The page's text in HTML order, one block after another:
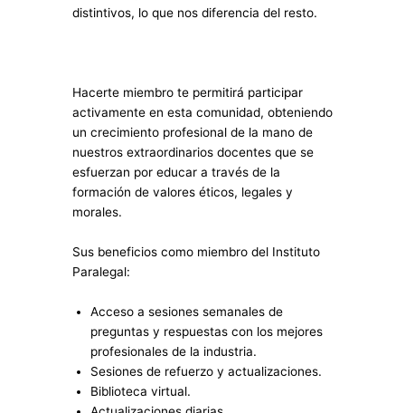
distintivos, lo que nos diferencia del resto.
Hacerte miembro te permitirá participar
activamente en esta comunidad, obteniendo
un crecimiento profesional de la mano de
nuestros extraordinarios docentes que se
esfuerzan por educar a través de la
formación de valores éticos, legales y
morales.
Sus beneficios como miembro del Instituto
Paralegal:
Acceso a sesiones semanales de
preguntas y respuestas con los mejores
profesionales de la industria.
Sesiones de refuerzo y actualizaciones.
Biblioteca virtual.